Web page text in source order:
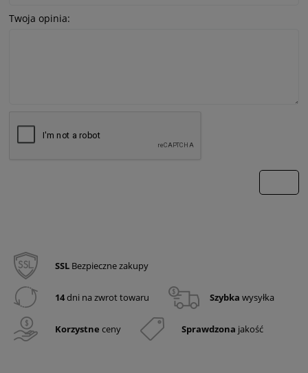
Twoja opinia:
SSL Bezpieczne zakupy
14dni na zwrot towaru Szybka wysyłka
Korzystne ceny Sprawdzona jakość